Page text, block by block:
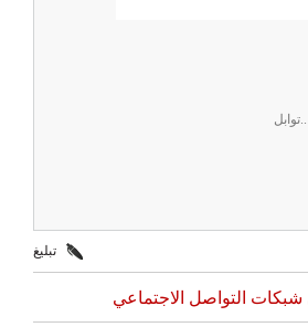
تبليغ
التواصل الاجتماعي